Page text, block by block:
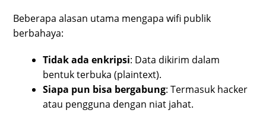
Beberapa alasan utama mengapa wifi publik
berbahaya:
Tidak ada enkripsi: Data dikirim dalam
bentuk terbuka (plaintext).
Siapa pun bisa bergabung: Termasuk hacker
atau pengguna dengan niat jahat.